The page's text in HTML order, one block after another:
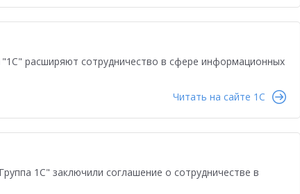
персонала Государственный заказ
Реальная автоматизация
Форум пользователей ДО 2025
расширяют сотрудничество в сфере информационных
Читать на сайте 1C
1С" заключили соглашение о сотрудничестве в